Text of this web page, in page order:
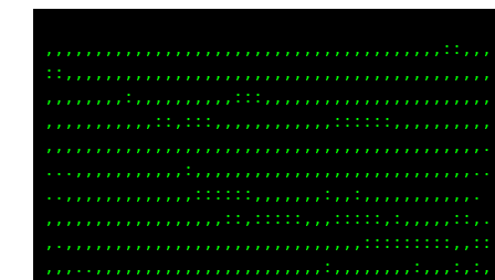
,,,,,,,,,,,,,,,,,,,,,,,,,,,,,,,,,,,,,,,,..
...,,,,,,,,,,,:,,,,,,,,,,,,,,,,,:,,,,,,.